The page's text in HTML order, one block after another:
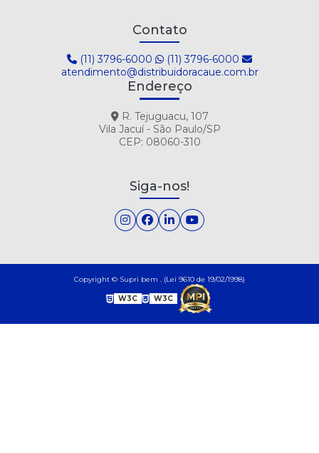
Contato
(11) 3796-6000
(11) 3796-6000
atendimento@distribuidoracaue.com.br
Endereço
R. Tejuguacu, 107
Vila Jacuí - São Paulo/SP
CEP: 08060-310
Siga-nos!
Copyright © Supri bem . (Lei 9610 de 19/02/1998)
W3C W3C